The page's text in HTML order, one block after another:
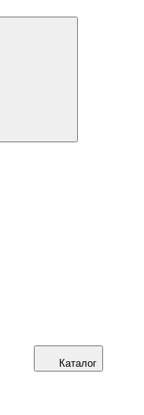
Каталог